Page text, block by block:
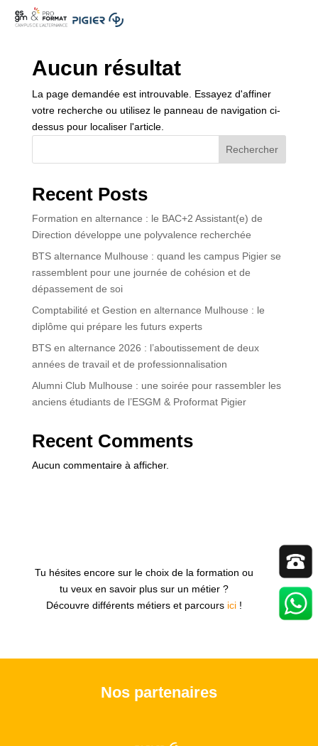
Aucun résultat
La page demandée est introuvable. Essayez d'affiner
votre recherche ou utilisez le panneau de navigation ci-
dessus pour localiser l'article.
Rechercher
Recent Posts
Formation en alternance : le BAC+2 Assistant(e) de
Direction développe une polyvalence recherchée
BTS alternance Mulhouse : quand les campus Pigier se
rassemblent pour une journée de cohésion et de
dépassement de soi
Comptabilité et Gestion en alternance Mulhouse : le
diplôme qui prépare les futurs experts
BTS en alternance 2026 : l’aboutissement de deux
années de travail et de professionnalisation
Alumni Club Mulhouse : une soirée pour rassembler les
anciens étudiants de l’ESGM & Proformat Pigier
Recent Comments
Aucun commentaire à afficher.
Tu hésites encore sur le choix de la formation ou
tu veux en savoir plus sur un métier ?
Découvre différents métiers et parcours ici!
Nos partenaires